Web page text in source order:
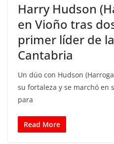
Harry Hudson
en Vioño tras
primer líder de
Cantabria
Un dúo con Hudson
su fortaleza y se marchó en
para
Read More